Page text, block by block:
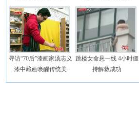
寻访“70后”漆画家汤志义
漆中藏画唤醒传统美
跳楼女命悬一线 4小时僵
持解救成功